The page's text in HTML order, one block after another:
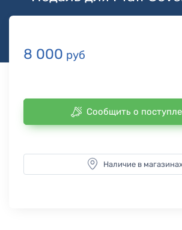
8 000 руб
Сообщить о
Наличие в